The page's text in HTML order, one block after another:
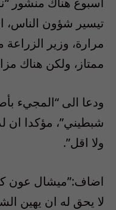
تيسير شؤون
مرارة، وزير الزراعة
ممتاز، ولكن هناك
ودعا الى “المجيء
شبطيني”، مؤكدا ان
ولا اقل”.
اضاف:”ميشال عون
لا يحق له ان يهين